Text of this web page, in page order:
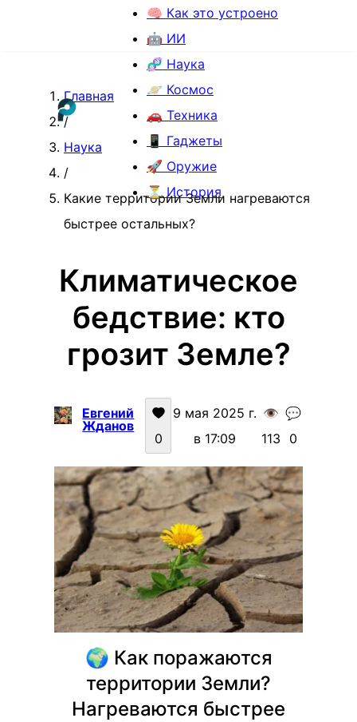
🧠 Как это устроено
🤖 ИИ
🧬 Наука
🪐 Космос
🚗 Техника
📱 Гаджеты
🚀 Оружие
⏳ История
Главная
/
Наука
/
Какие территории Земли нагреваются
быстрее остальных?
Климатическое
бедствие: кто
грозит Земле?
Евгений
Жданов
0
9 мая 2025 г.
в 17:09
👁️
113
💬
0
🌍 Как поражаются
территории Земли?
Нагреваются быстрее